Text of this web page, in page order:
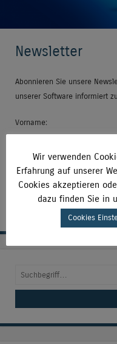
Newsletter
Abonnieren Sie unsere
unserer Software informiert
Vorname:
Nachname:
Organisation / Firma:
E-Mail Adresse:
Suchen
Wir verwenden
Erfahrung auf unserer
Cookies akzeptieren
dazu finden Sie in
Cookies